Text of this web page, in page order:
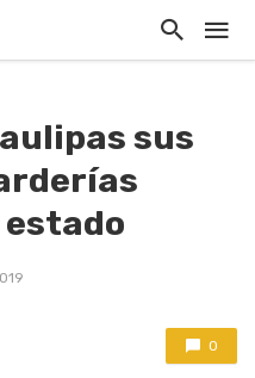
sus
0